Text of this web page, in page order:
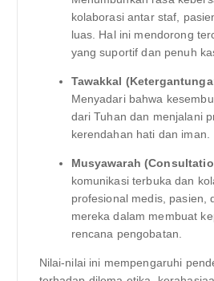
kolaborasi antar staf,
luas. Hal ini mendorong
yang suportif dan penuh
Tawakkal
Menyadari bahwa
dari Tuhan dan menjalani
kerendahan hati dan iman.
Musyawarah
komunikasi terbuka dan
profesional medis, pasien,
mereka dalam membuat
rencana pengobatan.
Nilai-nilai ini mempengaruhi